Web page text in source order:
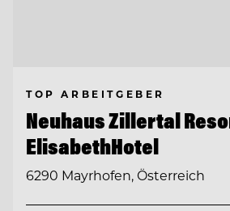
TOP ARBEITGEBER
Neuhaus Zillertal
ElisabethHotel
6290 Mayrhofen, Österreich